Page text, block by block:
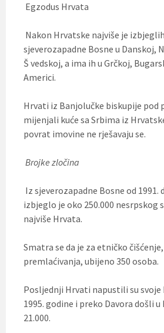
Egzodus Hrvata
Nakon Hrvatske najviše je
sjeverozapadne Bosne u Danskoj,
Š vedskoj, a ima ih u Grčkoj,
Americi.
Hrvati iz Banjolučke biskupije pod
mijenjali kuće sa Srbima iz
povrat imovine ne rješavaju se.
Brojke zločina
Iz sjeverozapadne Bosne od 1991.
izbjeglo je oko 250.000 nesrpskog
najviše Hrvata.
Smatra se da je za etničko
premlaćivanja, ubijeno 350 osoba.
Posljednji Hrvati napustili su svoje
1995. godine i preko Davora došli
21.000.